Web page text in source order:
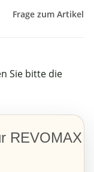
Frage zum Artikel
Sie bitte die
REVOMAX